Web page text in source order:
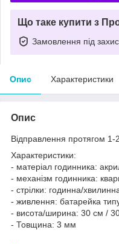
Що таке купити з
Замовлення під
Опис Характеристики
Опис
Відправлення протягом 1-
Характеристики:
- матеріал годинника:
- механізм годинника:
- стрілки: годинна/
- живлення: батарейка
- висота/ширина: 30 см /
- Товщина: 3 мм